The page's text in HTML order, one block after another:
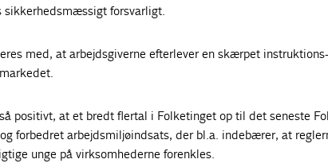
sikkerhedsmæssigt forsvarligt.
med, at arbejdsgiverne efterlever en skærpet
positivt, at et bredt flertal i Folketinget op til det seneste
forbedret arbejdsmiljøindsats, der bl.a. indebærer, at
unge på virksomhederne forenkles.